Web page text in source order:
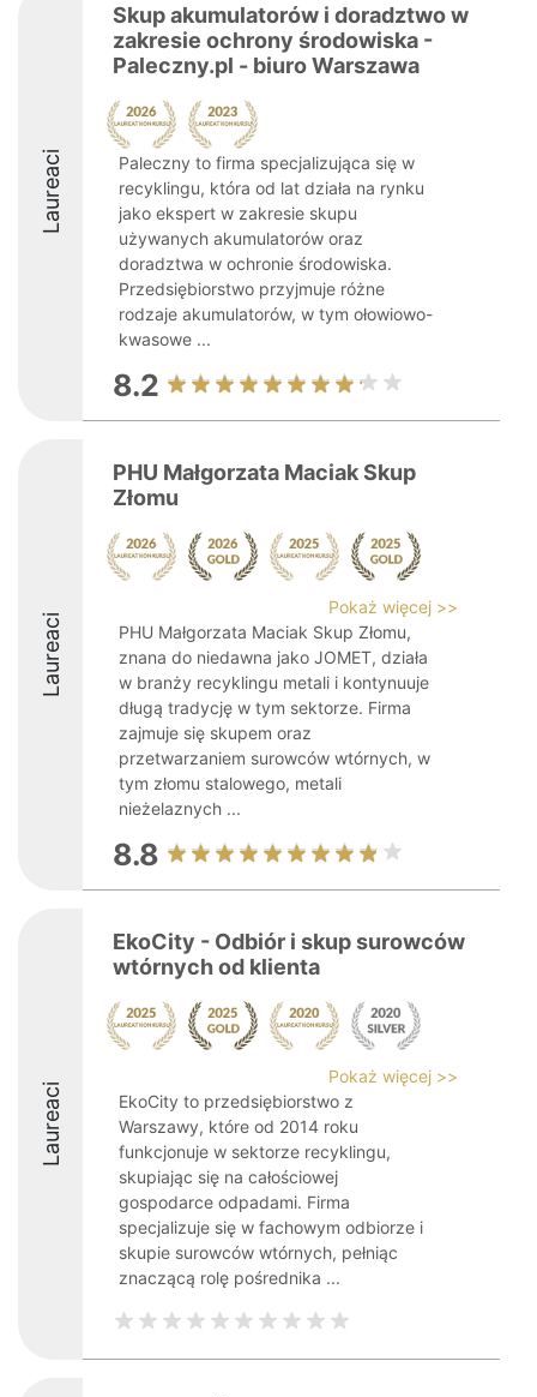
Laureaci
Skup akumulatorów i doradztwo w
zakresie ochrony środowiska -
Paleczny.pl - biuro Warszawa
Paleczny to firma specjalizująca się w
recyklingu, która od lat działa na rynku
jako ekspert w zakresie skupu
używanych akumulatorów oraz
doradztwa w ochronie środowiska.
Przedsiębiorstwo przyjmuje różne
rodzaje akumulatorów, w tym ołowiowo-
kwasowe ...
8.2
Laureaci
PHU Małgorzata Maciak Skup
Złomu
Pokaż więcej >>
PHU Małgorzata Maciak Skup Złomu,
znana do niedawna jako JOMET, działa
w branży recyklingu metali i kontynuuje
długą tradycję w tym sektorze. Firma
zajmuje się skupem oraz
przetwarzaniem surowców wtórnych, w
tym złomu stalowego, metali
nieżelaznych ...
8.8
Laureaci
EkoCity - Odbiór i skup surowców
wtórnych od klienta
Pokaż więcej >>
EkoCity to przedsiębiorstwo z
Warszawy, które od 2014 roku
funkcjonuje w sektorze recyklingu,
skupiając się na całościowej
gospodarce odpadami. Firma
specjalizuje się w fachowym odbiorze i
skupie surowców wtórnych, pełniąc
znaczącą rolę pośrednika ...